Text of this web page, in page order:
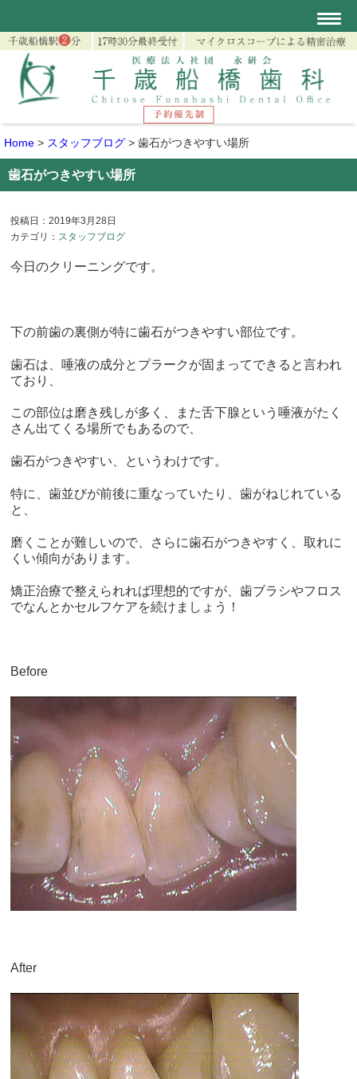
Home > スタッフブログ > 歯石がつきやすい場所
歯石がつきやすい場所
投稿日：2019年3月28日
カテゴリ： スタッフブログ
今日のクリーニングです。
下の前歯の裏側が特に歯石がつきやすい部位です。
歯石は、唾液の成分とプラークが固まってできると言われ
ており、
この部位は磨き残しが多く、また舌下腺という唾液がたく
さん出てくる場所でもあるので、
歯石がつきやすい、というわけです。
特に、歯並びが前後に重なっていたり、歯がねじれている
と、
磨くことが難しいので、さらに歯石がつきやすく、取れに
くい傾向があります。
矯正治療で整えられれば理想的ですが、歯ブラシやフロス
でなんとかセルフケアを続けましょう！
Before
After